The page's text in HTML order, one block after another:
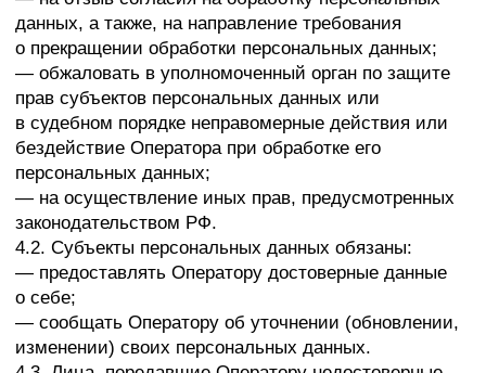
персональных данных
7. Условия обработки персональных данных
7.1. Обработка персональных данных
осуществляется с согласия субъекта персональных
данных на обработку его персональных данных.
7.2. Обработка персональных данных необходима
для достижения целей, предусмотренных
международным договором Российской Федерации
или законом, для осуществления возложенных
на оператора функций, полномочий и обязанностей.
7.3. Обработка персональных данных необходима
для осуществления правосудия, исполнения
судебного акта, акта другого органа или
должностного лица, подлежащих исполнению
в соответствии с законодательством Российской
Федерации об исполнительном производстве.
7.4. Обработка персональных данных необходима
для исполнения договора, стороной которого либо
выгодоприобретателем или поручителем
по которому является субъект персональных